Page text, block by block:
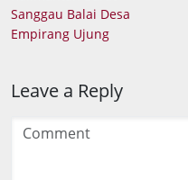
Leave a Reply